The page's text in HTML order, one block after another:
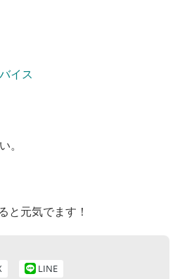
イス
。
と元気でます！
LINE